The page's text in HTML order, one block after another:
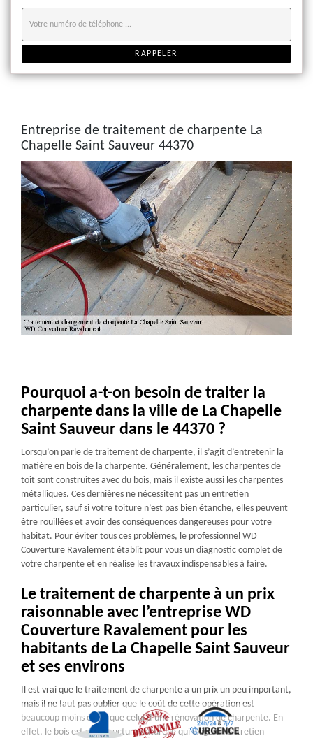
Entreprise de traitement de charpente La
Chapelle Saint Sauveur 44370
Pourquoi a-t-on besoin de traiter la
charpente dans la ville de La Chapelle
Saint Sauveur dans le 44370 ?
Lorsqu’on parle de traitement de charpente, il s’agit d’entretenir la
matière en bois de la charpente. Généralement, les charpentes de
toit sont construites avec du bois, mais il existe aussi les charpentes
métalliques. Ces dernières ne nécessitent pas un entretien
particulier, sauf si votre toiture n’est pas bien étanche, elles peuvent
être rouillées et avoir des conséquences dangereuses pour votre
habitat. Pour éviter tous ces problèmes, le professionnel WD
Couverture Ravalement établit pour vous un diagnostic complet de
votre charpente et en réalise les travaux indispensables à faire.
Le traitement de charpente à un prix
raisonnable avec l’entreprise WD
Couverture Ravalement pour les
habitants de La Chapelle Saint Sauveur
et ses environs
Il est vrai que le traitement de charpente a un prix un peu important,
mais il ne faut pas oublier que le coût de cette opération est
beaucoup moins élevé que celui d’une rénovation de charpente. En
effet, le bois est une structure naturelle qui exige un entretien